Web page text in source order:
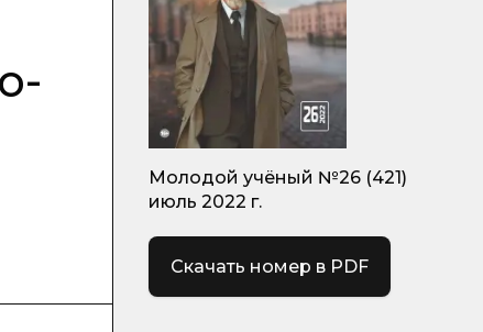
Молодой учёный №26 (421)
июль 2022 г.
Скачать номер в PDF